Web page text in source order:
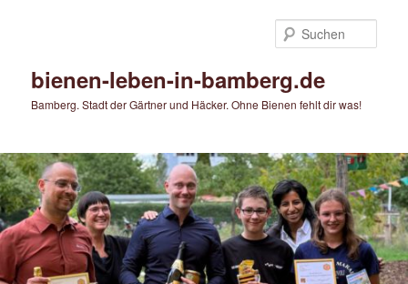
bienen-leben-in-bamberg.de
Bamberg. Stadt der Gärtner und Häcker. Ohne Bienen fehlt dir was!